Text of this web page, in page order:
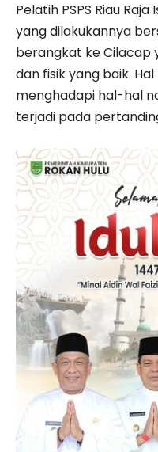
Pelatih PSPS Riau
yang dilakukannya
berangkat ke Cilacap
dan fisik yang baik.
menghadapi hal-hal
terjadi pada